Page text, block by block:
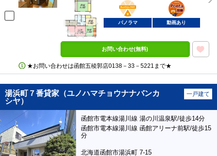
BunChinPAY
ポンタ
部屋
パノラマ 動画あり
お問い合わせ(無料)
★お問い合わせは函館五稜郭店0138－33－5221まで★
湯浜町７番貸家（ユノハマチョウナナバンカ
シヤ）
一戸建て
函館市電本線湯川線 湯の川温泉駅/徒歩14分
函館市電本線湯川線 函館アリーナ前駅/徒歩15
分
北海道函館市湯浜町 7-15